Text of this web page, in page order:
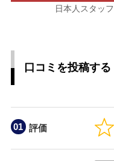
日本人スタッ
口コミを投稿する
評価